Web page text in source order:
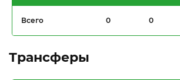
Всего 0 0
Трансферы